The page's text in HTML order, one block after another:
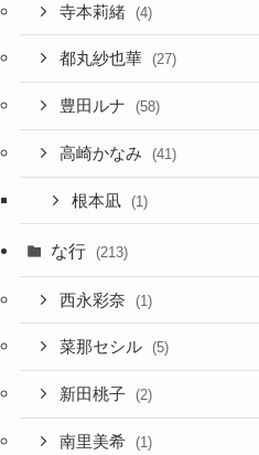
寺本莉緒 (4)
都丸紗也華 (27)
豊田ルナ (58)
高崎かなみ (41)
根本凪 (1)
な行 (213)
西永彩奈 (1)
菜那セシル (5)
新田桃子 (2)
南里美希 (1)